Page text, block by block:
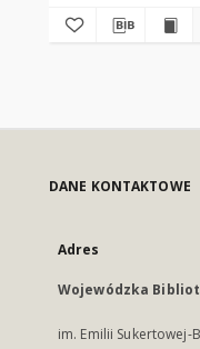
DANE KONTAKTOWE
Adres
Wojewódzka
im. Emilii Sukertowej-